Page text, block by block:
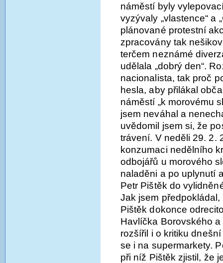
náměstí byly
vyzývaly „vlastence“ a
plánované protestní
zpracovány tak
terčem neznámé
udělala „dobrý den“.
nacionalista, tak proč
hesla, aby přilákal
náměstí „k morovému
jsem neváhal a
uvědomil jsem si, že
trávení. V neděli 29. 2.
konzumaci nedělního
odbojářů u morového
naladěni a po uplynutí
Petr Pištěk do
Jak jsem
Pištěk dokonce
Havlíčka Borovského
rozšířil i o kritiku
se i na supermarkety.
při níž Pištěk zjistil, že